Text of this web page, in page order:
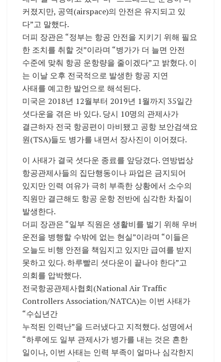
커졌지만, 공역(airspace)의 안전은 유지되고 있
다”고 말했다.
더피 장관은 “정부는 항공 안전을 지키기 위해 필요
한 조치를 취할 것”이라며 “병가가 더 늘면 안전
수준에 맞춰 항공 운항량을 줄이겠다”고 밝혔다. 이
는 이날 오후 전국적으로 발생한 항공 지연
사태를 예고한 발언으로 해석된다.
미국은 2018년 12월부터 2019년 1월까지 35일간
셧다운을 겪은 바 있다. 당시 10명의 관제사가
결근하자 전국 항공편이 마비됐고 공항 보안검색요
원(TSA)들도 병가를 내면서 장사진이 이어졌다.
이 사태가 결국 셧다운 종료를 앞당겼다. 연방법상
항공관제사들의 집단행동이나 파업은 금지되어
있지만 인력 여유가 극히 부족한 상황에서 소수의
직원만 결근해도 항공 운항 전반에 심각한 차질이
발생한다.
더피 장관은 “일부 직원은 생활비를 벌기 위해 우버
운전을 병행할 수밖에 없는 현실”이라며 “이들은
오늘도 비행 안전을 책임지고 있지만 급여를 받지
못하고 있다. 하루빨리 셧다운이 끝나야 한다”고
의회를 압박했다.
전국항공관제사협회(National Air Traffic
Controllers Association/NATCA)는 이번 사태가
“수십년간
누적된 인력난”을 드러냈다고 지적했다. 성명에서
“하루에도 일부 관제사가 병가를 내는 것은 흔한
일이나, 이번 사태는 인력 부족이 얼마나 심각한지